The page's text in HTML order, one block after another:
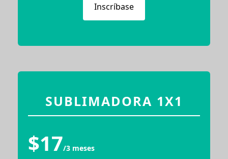
Inscríbase
SUBLIMADORA 1X1
$17/3 meses